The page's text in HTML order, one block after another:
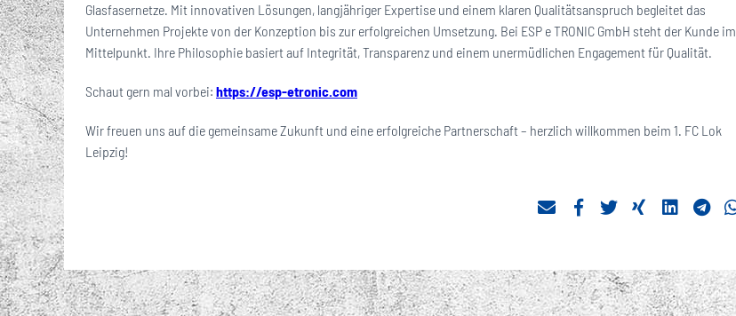
Glasfasernetze. Mit innovativen Lösungen, langjähriger Expertise und einem klaren Qualitätsanspruch begleitet das
Unternehmen Projekte von der Konzeption bis zur erfolgreichen Umsetzung. Bei ESP e TRONIC GmbH steht der Kunde im
Mittelpunkt. Ihre Philosophie basiert auf Integrität, Transparenz und einem unermüdlichen Engagement für Qualität.
Schaut gern mal vorbei: https://esp-etronic.com
Wir freuen uns auf die gemeinsame Zukunft und eine erfolgreiche Partnerschaft – herzlich willkommen beim 1. FC Lok
Leipzig!